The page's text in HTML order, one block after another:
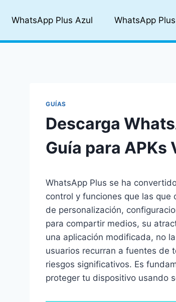
WhatsApp Plus Azul WhatsApp
GUÍAS
Descarga
Guía para APKs
WhatsApp Plus se ha
control y funciones que las que
de personalización,
para compartir medios, su
una aplicación modificada, no
usuarios recurran a fuentes de
riesgos significativos. Es
proteger tu dispositivo usando